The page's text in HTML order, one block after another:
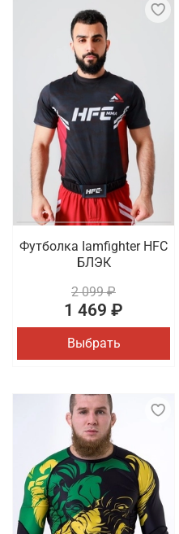
Футболка Iamfighter HFC
БЛЭК
2 099 ₽
1 469 ₽
Выбрать